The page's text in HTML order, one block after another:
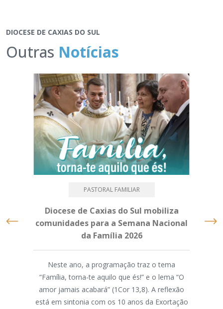
DIOCESE DE CAXIAS DO SUL
Outras Notícias
PASTORAL FAMILIAR
Diocese de Caxias do Sul mobiliza
comunidades para a Semana Nacional
da Família 2026
Neste ano, a programação traz o tema
“Família, torna-te aquilo que és!” e o lema “O
amor jamais acabará” (1Cor 13,8). A reflexão
está em sintonia com os 10 anos da Exortação